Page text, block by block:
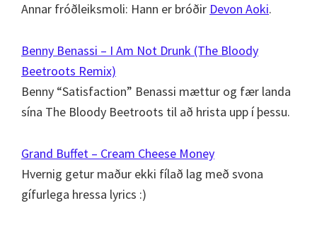
Annar fróðleiksmoli: Hann er bróðir Devon Aoki.
Benny Benassi – I Am Not Drunk (The Bloody
Beetroots Remix)
Benny “Satisfaction” Benassi mættur og fær landa
sína The Bloody Beetroots til að hrista upp í þessu.
Grand Buffet – Cream Cheese Money
Hvernig getur maður ekki fílað lag með svona
gífurlega hressa lyrics :)